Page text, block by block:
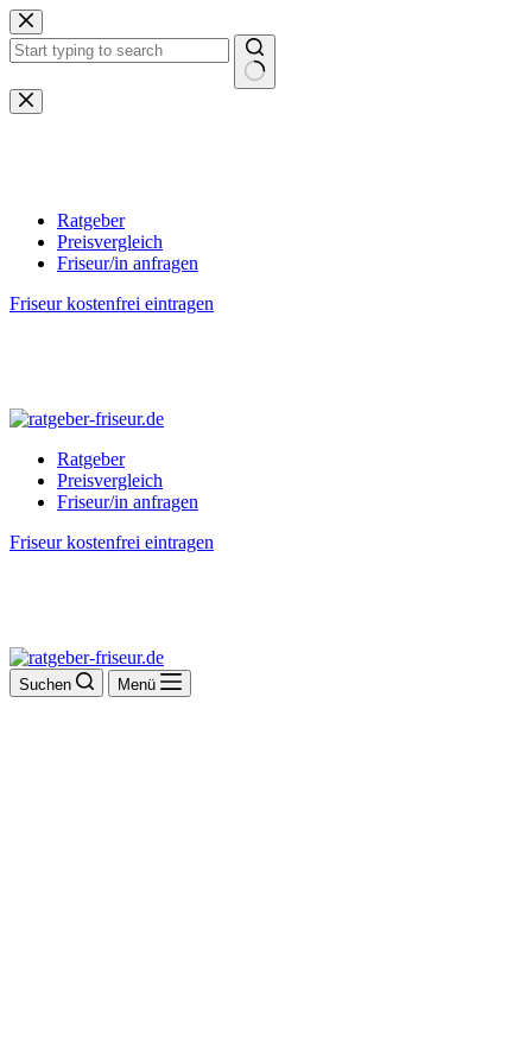
Zum
Inhalt
springen
Keine
Ergebnisse
Ratgeber
Preisvergleich
Friseur/in anfragen
Friseur kostenfrei eintragen
Ratgeber
Preisvergleich
Friseur/in anfragen
Friseur kostenfrei eintragen
Suchen Menü